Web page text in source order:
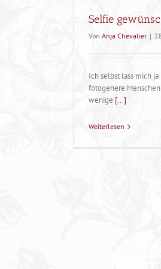
Selfie
Von Anja Chevalier |
Ich selbst lass mich
fotogenere
wenige [...]
Weiterlesen